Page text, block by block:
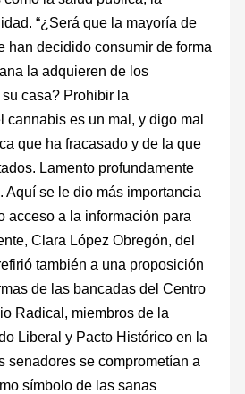
“¿Será que la mayoría de
han decidido consumir de forma
la adquieren de los
casa? Prohibir la
cannabis es un mal, y digo mal
que ha fracasado y de la que
Lamento profundamente
Aquí se le dio más importancia
acceso a la información para
Clara López Obregón, del
también a una proposición
de las bancadas del Centro
Radical, miembros de la
Liberal y Pacto Histórico en la
senadores se comprometían a
símbolo de las sanas